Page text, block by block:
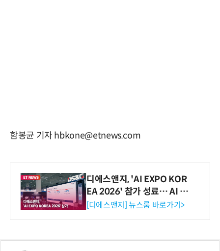
함봉균 기자 hbkone@etnews.com
디에스앤지, 'AI EXPO KOR
EA 2026' 참가 성료… AI 전
생애주기 아우르는 통합 솔루
[디에스앤지] 뉴스룸 바로가기>